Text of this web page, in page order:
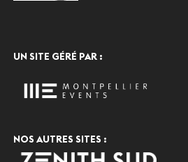
UN SITE GÉRÉ PAR :
NOS AUTRES SITES :